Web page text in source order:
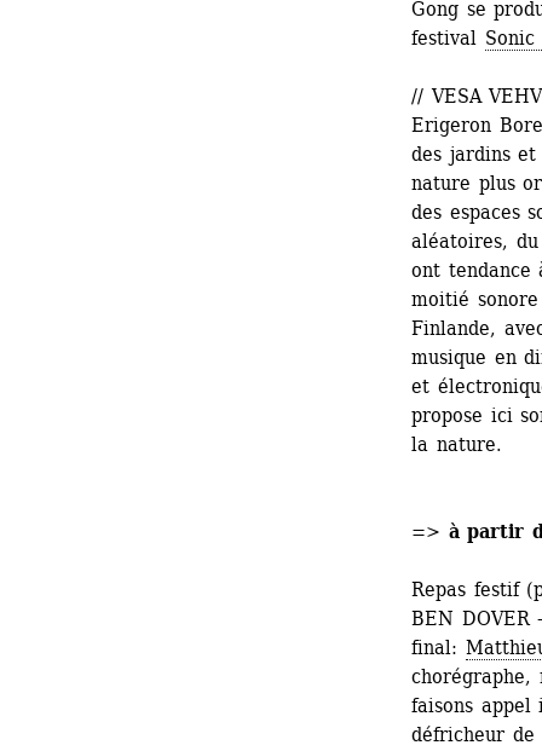
Gong se
festival
// VESA
Erigeron
des jardins
nature plus
des espaces
aléatoires,
ont tendance
moitié
Finlande,
musique en
et
propose ici
la nature.
=> à partir
Repas festif
BEN DOVER
final:
chorégraphe,
faisons appel
défricheur de